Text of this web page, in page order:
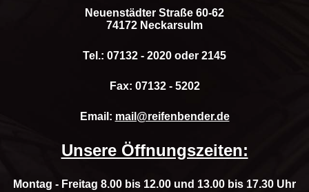
Neuenstädter Straße 60-62
74172 Neckarsulm
Tel.: 07132 - 2020 oder 2145
Fax: 07132 - 5202
Email: mail@reifenbender.de
Unsere Öffnungszeiten:
Montag - Freitag 8.00 bis 12.00 und 13.00 bis 17.30 Uhr